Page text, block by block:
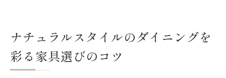
ナチュラルスタイルのダイニングを
彩る家具選びのコツ